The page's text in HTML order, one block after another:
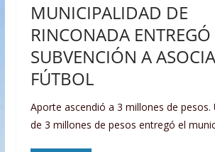
MUNICIPALIDAD DE
RINCONADA
SUBVENCIÓN A
FÚTBOL
Aporte ascendió a 3 millones de pesos.
de 3 millones de pesos entregó el